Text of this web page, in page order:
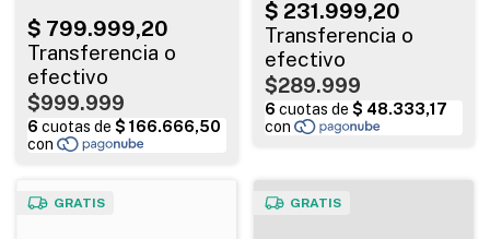
$999.999
$289.999
GRATIS GRATIS